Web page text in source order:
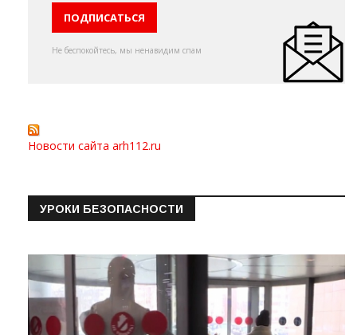
Не беспокойтесь, мы ненавидим спам
Новости сайта arh112.ru
УРОКИ БЕЗОПАСНОСТИ